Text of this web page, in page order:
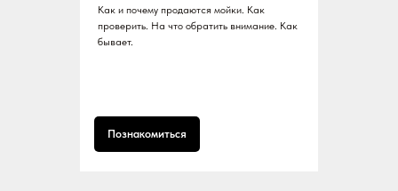
Как и почему продаются мойки. Как
проверить. На что обратить внимание. Как
бывает.
Познакомиться